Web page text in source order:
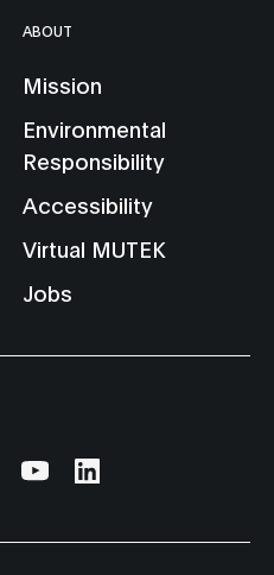
ABOUT
Mission
Environmental
Responsibility
Accessibility
Virtual MUTEK
Jobs